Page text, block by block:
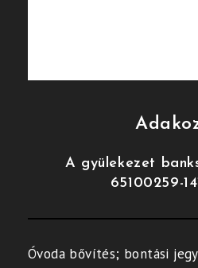
A gyülekezet
65100259-
Óvoda bővítés; bontási